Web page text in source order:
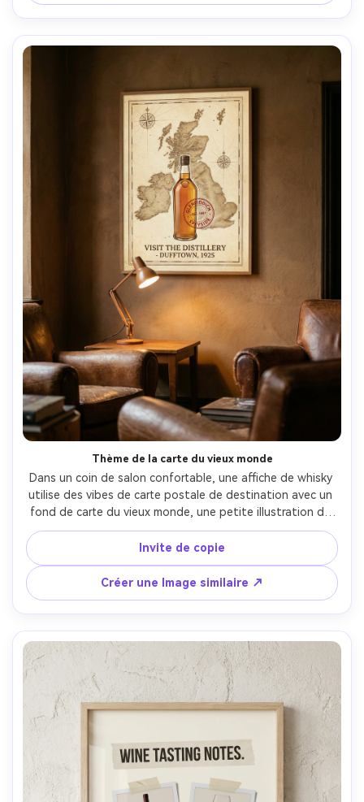
Thème de la carte du vieux monde
Dans un coin de salon confortable, une affiche de whisky
utilise des vibes de carte postale de destination avec un
fond de carte du vieux monde, une petite illustration de
bouteille estampillée comme une marque de passeport et
une ligne de localisation personnalisée (ville, année),
placée dans une bordure d'affiche, photographiée 35 mm
avec la lumière chaude de la lampe, des marron riches, une
texture d'impression réaliste, une mise au point nette-AR
4:5
Invite de copie
Créer une Image similaire ↗